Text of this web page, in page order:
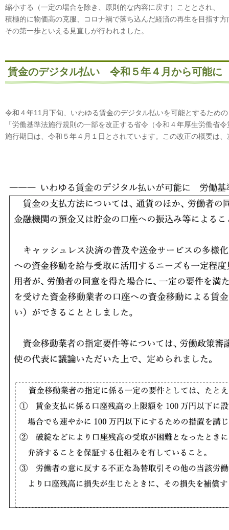
縮小する（一定の場合を除き、原則的な内容に戻す）こととされ、
積極的に物価高の克服、コロナ禍で落ち込んだ経済の再生を目指す
その第一歩といえる見直しが行われました。
賃金のデジタル払い 令和５年４月から可能に
令和４年11月下旬、いわゆる賃金のデジタル払いを可能とするための
「労働基準法施行規則の一部を改正する省令（令和４年厚生労働省
施行期日は、令和５年４月１日とされています。この改正の概要は